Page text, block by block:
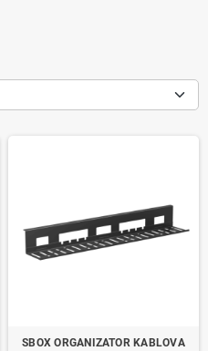
SBOX ORGANIZATOR KABLOVA